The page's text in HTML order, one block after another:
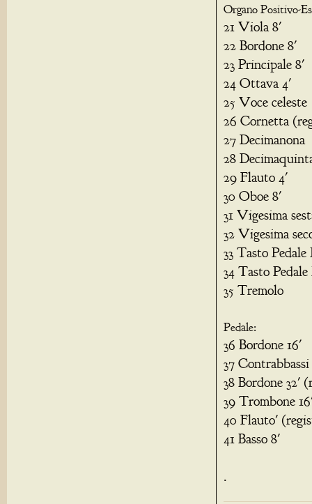
Organo Positivo-
21 Viola 8'
22 Bordone 8'
23 Principale 8'
24 Ottava 4'
25 Voce celeste
26 Cornetta
27 Decimanona
28
29 Flauto 4'
30 Oboe 8'
31 Vigesima
32 Vigesima
33 Tasto Pedale
34 Tasto Pedale
35 Tremolo
Pedale:
36 Bordone 16'
37
38 Bordone 32'
39 Trombone
40 Flauto'
41 Basso 8'
.